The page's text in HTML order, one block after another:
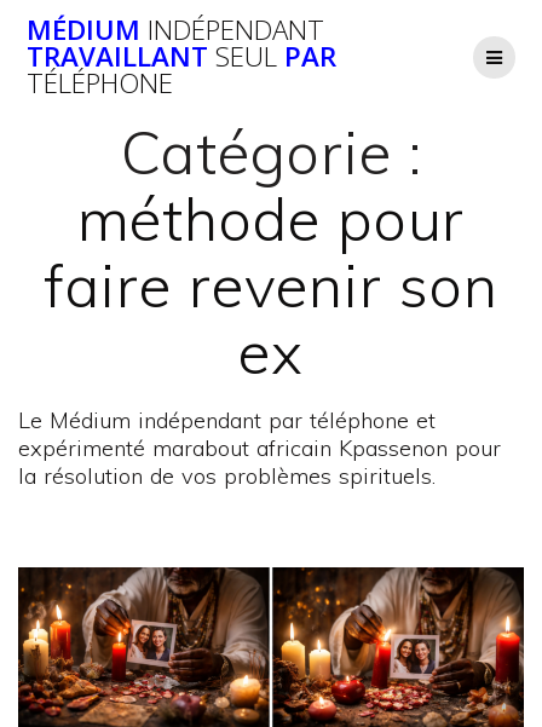
au
contenu
MÉDIUM INDÉPENDANT
TRAVAILLANT SEUL PAR
TÉLÉPHONE
Catégorie :
méthode pour
faire revenir son
ex
Le Médium indépendant par téléphone et
expérimenté marabout africain Kpassenon pour
la résolution de vos problèmes spirituels.